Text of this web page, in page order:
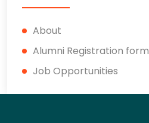
About
Alumni Registration form
Job Opportunities